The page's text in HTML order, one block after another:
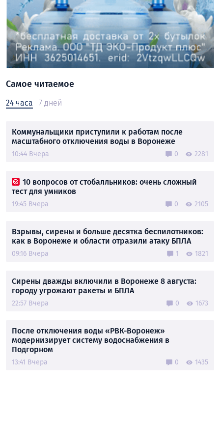
Самое читаемое
24 часа 7 дней
Коммунальщики приступили к работам после
масштабного отключения воды в Воронеже
10:44 Вчера 0 2281
10 вопросов от стобалльников: очень сложный
тест для умников
19:45 Вчера 0 2105
Взрывы, сирены и больше десятка беспилотников:
как в Воронеже и области отразили атаку БПЛА
09:16 Вчера 1 1821
Сирены дважды включили в Воронеже 8 августа:
городу угрожают ракеты и БПЛА
22:57 Вчера 0 1673
После отключения воды «РВК-Воронеж»
модернизирует систему водоснабжения в
Подгорном
13:41 Вчера 0 1435